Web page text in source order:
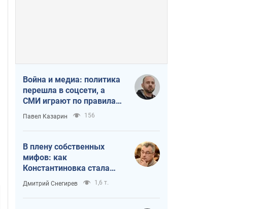
Война и медиа: политика
перешла в соцсети, а
СМИ играют по правилам
YouTube
Павел Казарин 156
В плену собственных
мифов: как
Константиновка стала
главной идеологической
ловушкой для российских
оккупантов
Дмитрий Снегирев 1,6 т.